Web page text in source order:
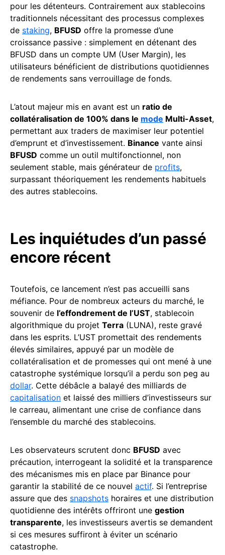
pour les détenteurs. Contrairement aux stablecoins
traditionnels nécessitant des processus complexes
de staking, BFUSD offre la promesse d’une
croissance passive : simplement en détenant des
BFUSD dans un compte UM (User Margin), les
utilisateurs bénéficient de distributions quotidiennes
de rendements sans verrouillage de fonds.
L’atout majeur mis en avant est un ratio de
collatéralisation de 100% dans le mode Multi-Asset,
permettant aux traders de maximiser leur potentiel
d’emprunt et d’investissement. Binance vante ainsi
BFUSD comme un outil multifonctionnel, non
seulement stable, mais générateur de profits,
surpassant théoriquement les rendements habituels
des autres stablecoins.
Les inquiétudes d’un passé
encore récent
Toutefois, ce lancement n’est pas accueilli sans
méfiance. Pour de nombreux acteurs du marché, le
souvenir de l’effondrement de l’UST, stablecoin
algorithmique du projet Terra (LUNA), reste gravé
dans les esprits. L’UST promettait des rendements
élevés similaires, appuyé par un modèle de
collatéralisation et de promesses qui ont mené à une
catastrophe systémique lorsqu’il a perdu son peg au
dollar. Cette débâcle a balayé des milliards de
capitalisation et laissé des milliers d’investisseurs sur
le carreau, alimentant une crise de confiance dans
l’ensemble du marché des stablecoins.
Les observateurs scrutent donc BFUSD avec
précaution, interrogeant la solidité et la transparence
des mécanismes mis en place par Binance pour
garantir la stabilité de ce nouvel actif. Si l’entreprise
assure que des snapshots horaires et une distribution
quotidienne des intérêts offriront une gestion
transparente, les investisseurs avertis se demandent
si ces mesures suffiront à éviter un scénario
catastrophe.